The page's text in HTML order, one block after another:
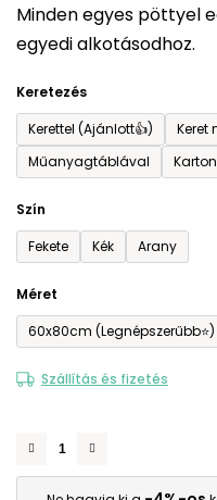
Minden egyes pöttyel
egyedi alkotásodhoz.
Keretezés
Kerettel (Ajánlott👍)
Keret
Műanyagtáblával
Szín
Fekete
Kék Arany
Méret
60x80cm (Legnépszerűbb⭐)
Szállítás és fizetés